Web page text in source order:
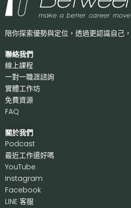
陪你探索優勢與定位，透過更認識自己，
聯絡我們
線上課程
一對一職涯諮詢
實體工作坊
免費資源
FAQ
關於我們
Podcast
最近工作還好嗎
YouTube
Instagram
Facebook
LINE 客服